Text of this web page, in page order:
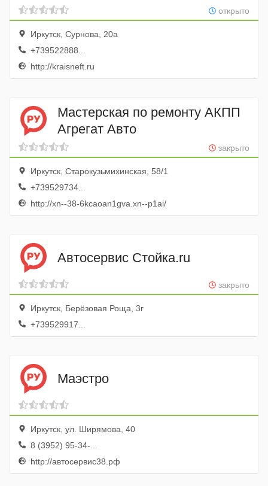
открыто
Иркутск, Сурнова, 20а
+739522888...
http://kraisneft.ru
Мастерская по ремонту АКПП
Агрегат Авто
закрыто
Иркутск, Старокузьмихинская, 58/1
+739529734...
http://xn--38-6kcaoan1gva.xn--p1ai/
Автосервис Стойка.ru
закрыто
Иркутск, Берёзовая Роща, 3г
+739529917...
Маэстро
Иркутск, ул. Ширямова, 40
8 (3952) 95-34-...
http://автосервис38.рф